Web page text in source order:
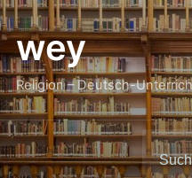
wey
Religion – Deutsch-
Search
for: